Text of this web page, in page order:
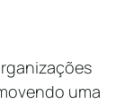
uma